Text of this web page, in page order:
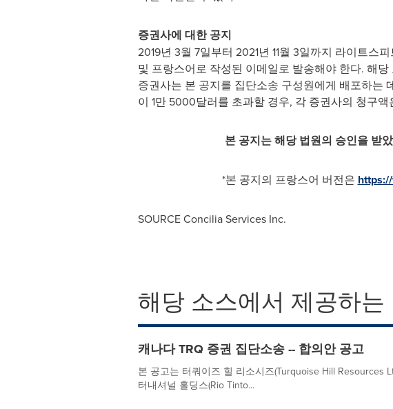
증권사에 대한 공지
2019년 3월 7일부터 2021년 11월 3일까지 라이트스
및 프랑스어로 작성된 이메일로 발송해야 한다. 해
증권사는 본 공지를 집단소송 구성원에게 배포하는
이 1만 5000달러를 초과할 경우, 각 증권사의 청구
본 공지는 해당 법원의 승인을 받
*본 공지의 프랑스어 버전은
SOURCE Concilia Services Inc.
해당 소스에서 제공하
캐나다 TRQ 증권 집단소송 -- 합의안 공고
본 공고는 터쿼이즈 힐 리소시즈(Turquoise Hill Resources
터내셔널 홀딩스(Rio Tinto...